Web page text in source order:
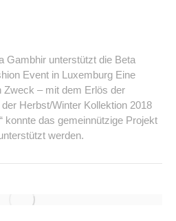
Gambhir unterstützt die Beta
Event in Luxemburg Eine
Zweck – mit dem Erlös der
Herbst/Winter Kollektion 2018
konnte das gemeinnützige Projekt
werden.